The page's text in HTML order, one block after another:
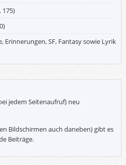
175)
Erinnerungen, SF, Fantasy sowie Lyrik
jedem Seitenaufruf) neu
Bildschirmen auch daneben) gibt es
Beiträge.